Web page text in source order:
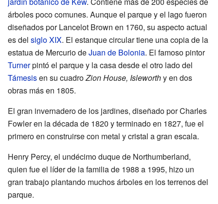
árboles poco comunes. Aunque el parque y el lago fueron
diseñados por Lancelot Brown en 1760, su aspecto actual
es del siglo XIX. El estanque circular tiene una copia de la
estatua de Mercurio deJuan de Bolonia. El famoso pintor
Turnerpintó el parque y la casa desde el otro lado del
Támesisen su cuadroZion House, Isleworthy en dos
obras más en 1805.
El gran invernadero de los jardines, diseñado por Charles
Fowler en la década de 1820 y terminado en 1827, fue el
primero en construirse con metal y cristal a gran escala.
Henry Percy, el undécimo duque de Northumberland,
quien fue el líder de la familia de 1988 a 1995, hizo un
gran trabajo plantando muchos árboles en los terrenos del
parque.